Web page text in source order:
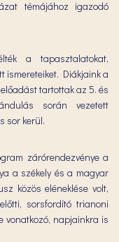
témájához igazodó
a tapasztalatokat,
ismereteiket. Diákjaink a
tartottak az 5. és
során vezetett
sor kerül.
zárórendezvénye a
a székely és a magyar
közös eléneklése volt,
sorsfordító trianoni
vonatkozó, napjainkra is